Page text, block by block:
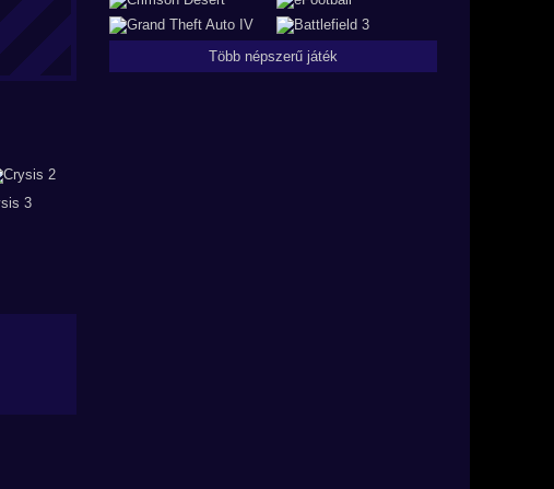
Több népszerű játék